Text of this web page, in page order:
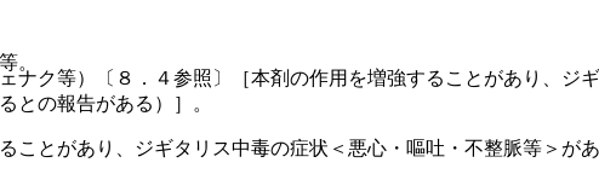
ク等）〔８．４参照〕［本剤の作用を増強することがあり、ジ
との報告がある）］。
とがあり、ジギタリス中毒の症状＜悪心・嘔吐・不整脈等＞が
。